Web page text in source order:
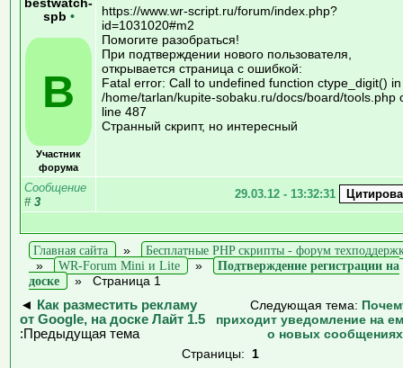
bestwatch-
spb •
B
Участник
форума
https://www.wr-script.ru/forum/index.php?
id=1031020#m2
Помогите разобраться!
При подтверждении нового пользователя,
открывается страница с ошибкой:
Fatal error: Call to undefined function ctype_digit() in
/home/tarlan/kupite-sobaku.ru/docs/board/tools.php
line 487
Странный скрипт, но интересный
Сообщение
# 3
29.03.12 - 13:32:31
Главная сайта »
Бесплатные PHP скрипты - форум
»
WR-Forum Mini и Lite »
Подтверждение регистрации на
доске
» Страница 1
◄
Как разместить рекламу
от Google, на доске Лайт 1.5
:Предыдущая тема
Следующая тема:
приходит уведомление на
о новых
Страницы: 1